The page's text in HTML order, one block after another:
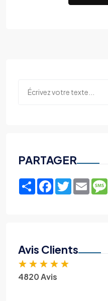
PARTAGER
ShareFacebook
TwitterEmail
Avis Clients
★ ★ ★ ★ ★
4820 Avis